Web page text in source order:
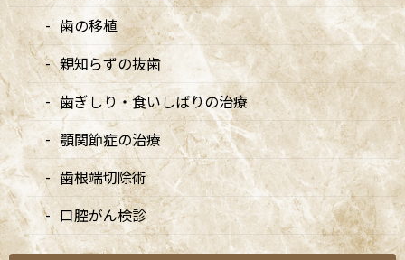
宿、東京都内、隣接県や遠方からも患者様に来院頂きやすい環境
といえます。歯の移植
親知らずの抜歯
歯ぎしり・食いしばりの治療
顎関節症の治療
歯根端切除術
口腔がん検診